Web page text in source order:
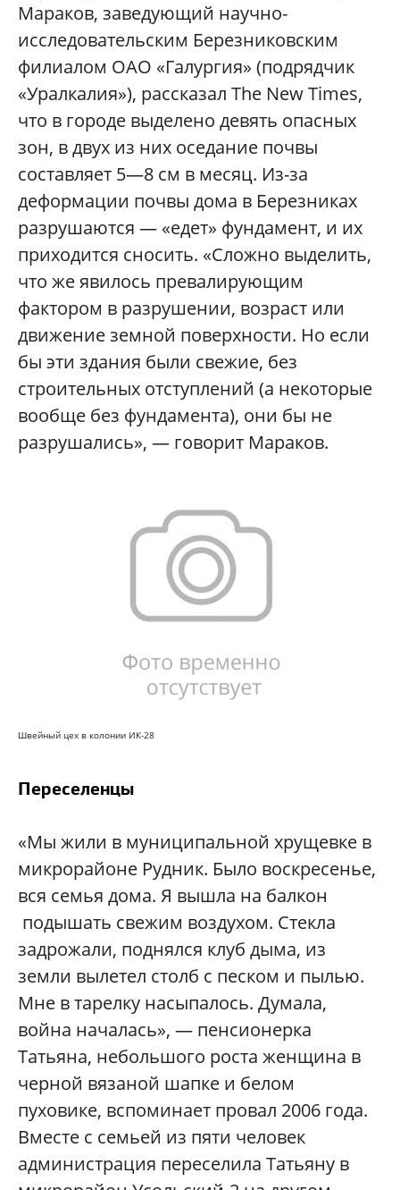
Мараков, заведующий научно-
исследовательским Березниковским
филиалом ОАО «Галургия» (подрядчик
«Уралкалия»), рассказал The New Times,
что в городе выделено девять опасных
зон, в двух из них оседание почвы
составляет 5—8 см в месяц. Из-за
деформации почвы дома в Березниках
разрушаются — «едет» фундамент, и их
приходится сносить. «Сложно выделить,
что же явилось превалирующим
фактором в разрушении, возраст или
движение земной поверхности. Но если
бы эти здания были свежие, без
строительных отступлений (а некоторые
вообще без фундамента), они бы не
разрушались», — говорит Мараков.
Швейный цех в колонии ИК-28
Переселенцы
«Мы жили в муниципальной хрущевке в
микрорайоне Рудник. Было воскресенье,
вся семья дома. Я вышла на балкон
подышать свежим воздухом. Стекла
задрожали, поднялся клуб дыма, из
земли вылетел столб с песком и пылью.
Мне в тарелку насыпалось. Думала,
война началась», — пенсионерка
Татьяна, небольшого роста женщина в
черной вязаной шапке и белом
пуховике, вспоминает провал 2006 года.
Вместе с семьей из пяти человек
администрация переселила Татьяну в